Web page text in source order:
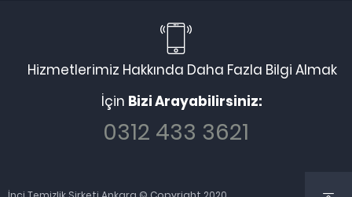
Hizmetlerimiz Hakkında Daha Fazla Bilgi Almak
İçin Bizi Arayabilirsiniz:
0312 433 3621